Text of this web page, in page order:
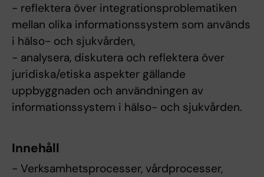
- reflektera över integrationsproblematiken
mellan olika informationssystem som används
i hälso- och sjukvården,
- analysera, diskutera och reflektera över
juridiska/etiska aspekter gällande
uppbyggnaden och användningen av
informationssystem i hälso- och sjukvården.
Innehåll
- Verksamhetsprocesser, vårdprocesser,